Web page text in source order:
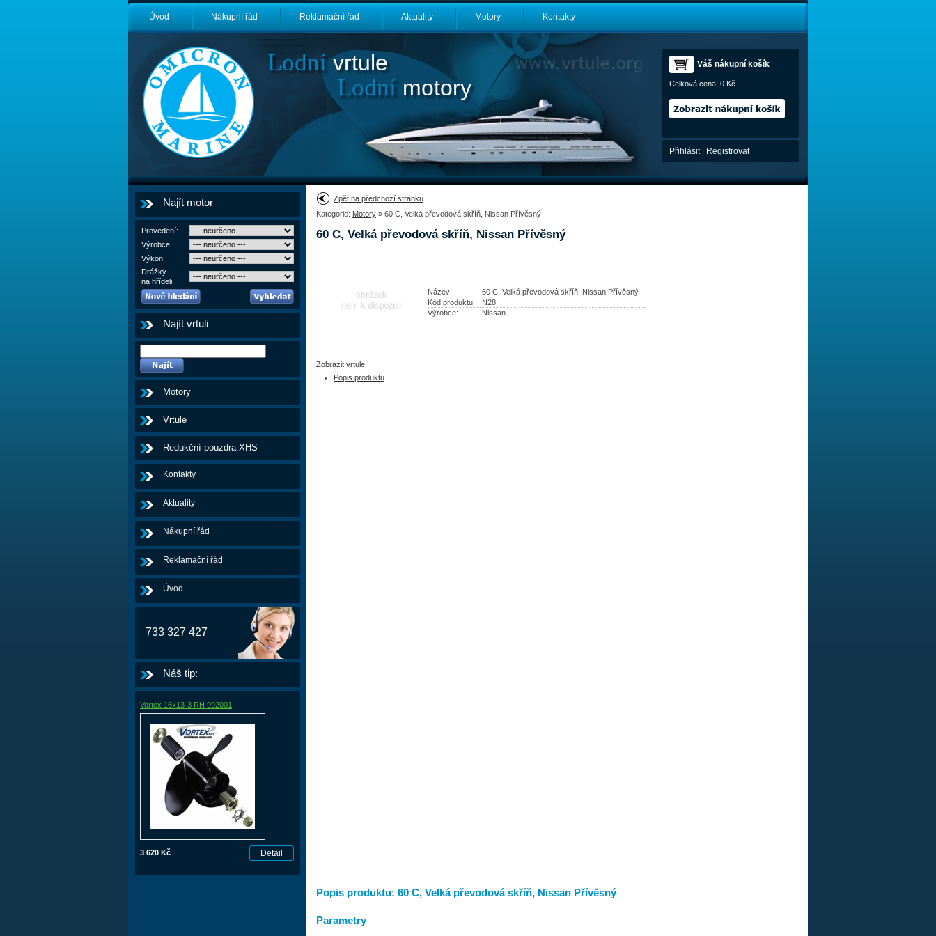
Úvod Nákupní řád Reklamační řád Aktuality Motory Kontakty
Lodnívrtule
Lodnímotory
Váš nákupní košík
Celková cena: 0 Kč
Přihlásit| Registrovat
Najít motor
Provedení:
Výrobce:
Výkon:
Drážky
na hřídeli:
Najít vrtuli
Motory
Vrtule
Redukční pouzdra XHS
Kontakty
Aktuality
Nákupní řád
Reklamační řád
Úvod
733 327 427
Náš tip:
Vortex 16x13-3 RH 992001
3 620 Kč
Zpět na předchozí stránku
Kategorie: Motory » 60 C, Velká převodová skříň, Nissan Přívěsný
60 C, Velká převodová skříň, Nissan Přívěsný
Název:
60 C, Velká převodová skříň, Nissan Přívěsný
Kód produktu:
N28
Výrobce:
Nissan
Zobrazit vrtule
Popis produktu
Popis produktu: 60 C, Velká převodová skříň, Nissan Přívěsný
Parametry